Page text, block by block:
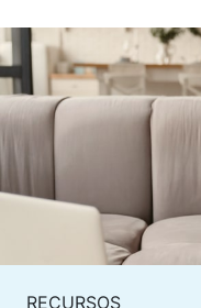
RECURSOS